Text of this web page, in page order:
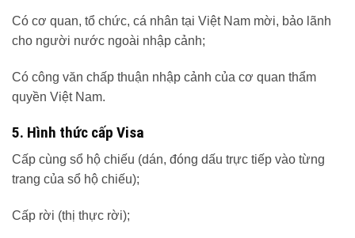
Có cơ quan, tổ chức, cá nhân tại Việt Nam mời, bảo lãnh
cho người nước ngoài nhập cảnh;
Có công văn chấp thuận nhập cảnh của cơ quan thẩm
quyền Việt Nam.
5. Hình thức cấp Visa
Cấp cùng sổ hộ chiếu (dán, đóng dấu trực tiếp vào từng
trang của sổ hộ chiếu);
Cấp rời (thị thực rời);